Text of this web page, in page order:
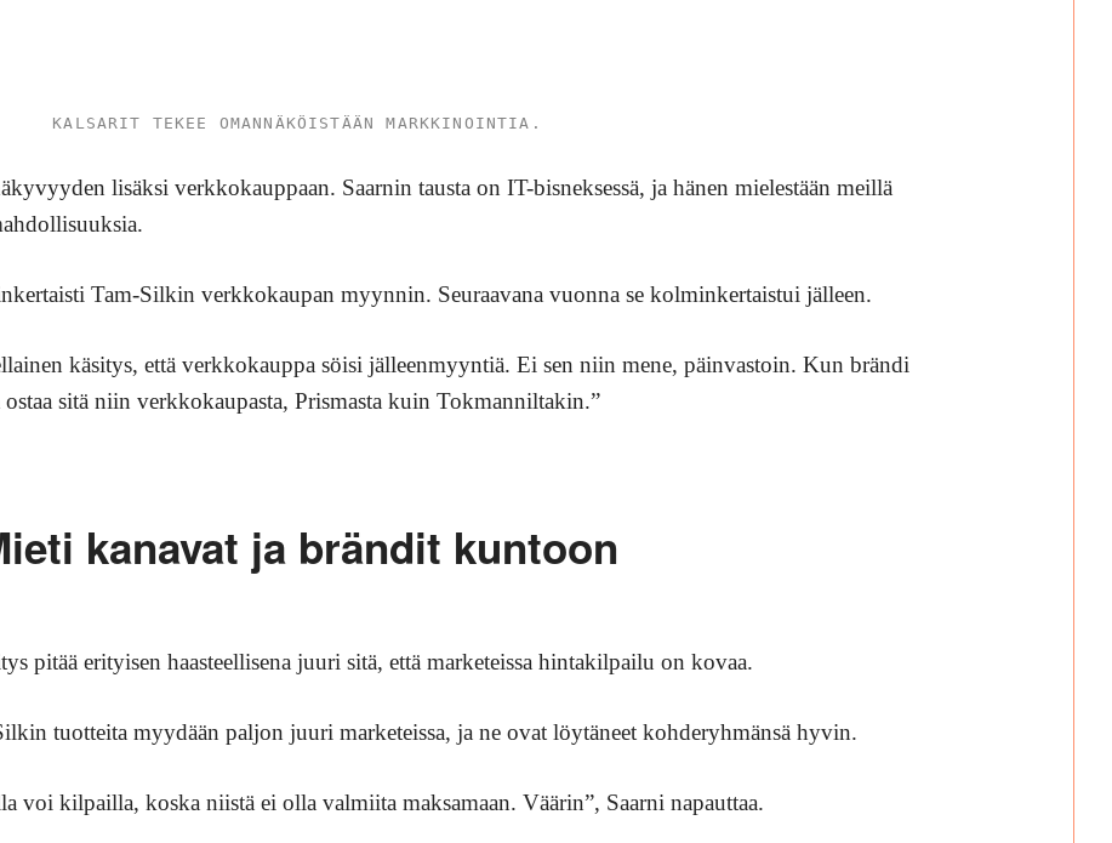
KALSARIT TEKEE OMANNÄKÖISTÄÄN MARKKINOINTIA.
lisäksi verkkokauppaan. Saarnin tausta on IT-bisneksessä, ja hänen mielestään meillä
Tam-Silkin verkkokaupan myynnin. Seuraavana vuonna se kolminkertaistui jälleen.
käsitys, että verkkokauppa söisi jälleenmyyntiä. Ei sen niin mene, päinvastoin. Kun brändi
sitä niin verkkokaupasta, Prismasta kuin Tokmanniltakin.”
kanavat ja brändit kuntoon
pitää erityisen haasteellisena juuri sitä, että marketeissa hintakilpailu on kovaa.
tuotteita myydään paljon juuri marketeissa, ja ne ovat löytäneet kohderyhmänsä hyvin.
voi kilpailla, koska niistä ei olla valmiita maksamaan. Väärin”, Saarni napauttaa.